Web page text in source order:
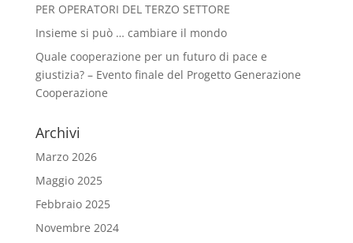
PER OPERATORI DEL TERZO SETTORE
Insieme si può … cambiare il mondo
Quale cooperazione per un futuro di pace e
giustizia? – Evento finale del Progetto Generazione
Cooperazione
Archivi
Marzo 2026
Maggio 2025
Febbraio 2025
Novembre 2024